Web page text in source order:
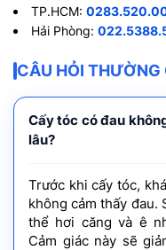
TP.HCM:
Hải Phòng:
CÂU HỎI THƯỜNG
Cấy tóc có đau
lâu?
Trước khi cấy tóc,
không cảm thấy đau.
thể hơi căng và ê
Cảm giác này sẽ